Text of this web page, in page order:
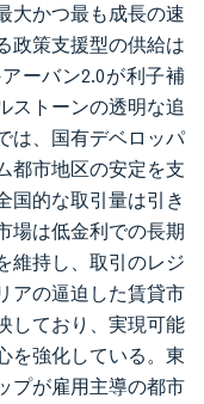
大かつ最も成長の速
政策支援型の供給は
ーバン2.0が利子補
ストーンの透明な追
は、国有デベロッパ
都市地区の安定を支
国的な取引量は引き
場は低金利での長期
維持し、取引のレジ
アの逼迫した賃貸市
しており、実現可能
を強化している。東
プが雇用主導の都市